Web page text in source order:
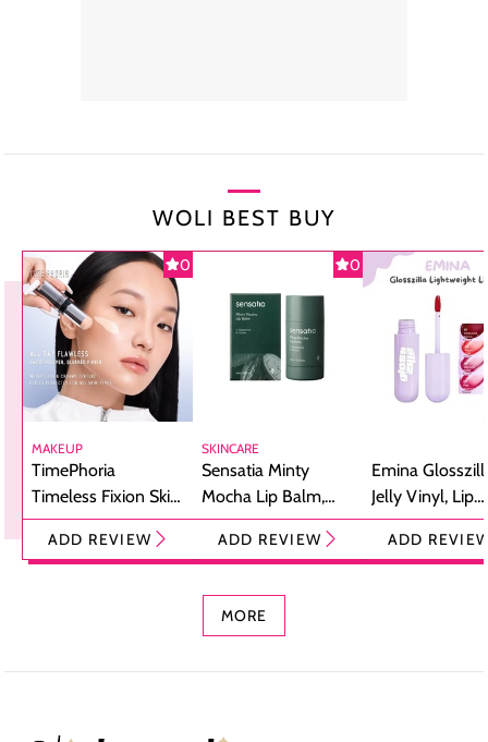
WOLI BEST BUY
0
MAKEUP
TimePhoria
Timeless Fixion Skin
Tint Stick,
Foundation dan
ADD REVIEW
0
SKINCARE
Sensatia Minty
Mocha Lip Balm,
Pelembap Bibir
dengan Aroma
ADD REVIEW
Emina
Jelly Vinyl, Lip
Cream Glossy
Ringan
ADD
MORE